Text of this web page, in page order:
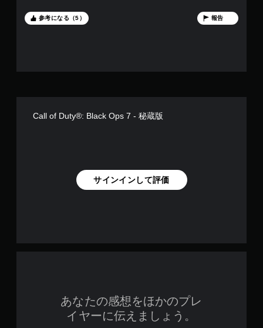
す
ーズファンだけでなく、FPS初心者にもおすすめできる作品で
参考になる（5） 報告
Call of Duty®: Black Ops 7 - 秘蔵版
サインインして評価
あなたの感想をほかのプレ
イヤーに伝えましょう。